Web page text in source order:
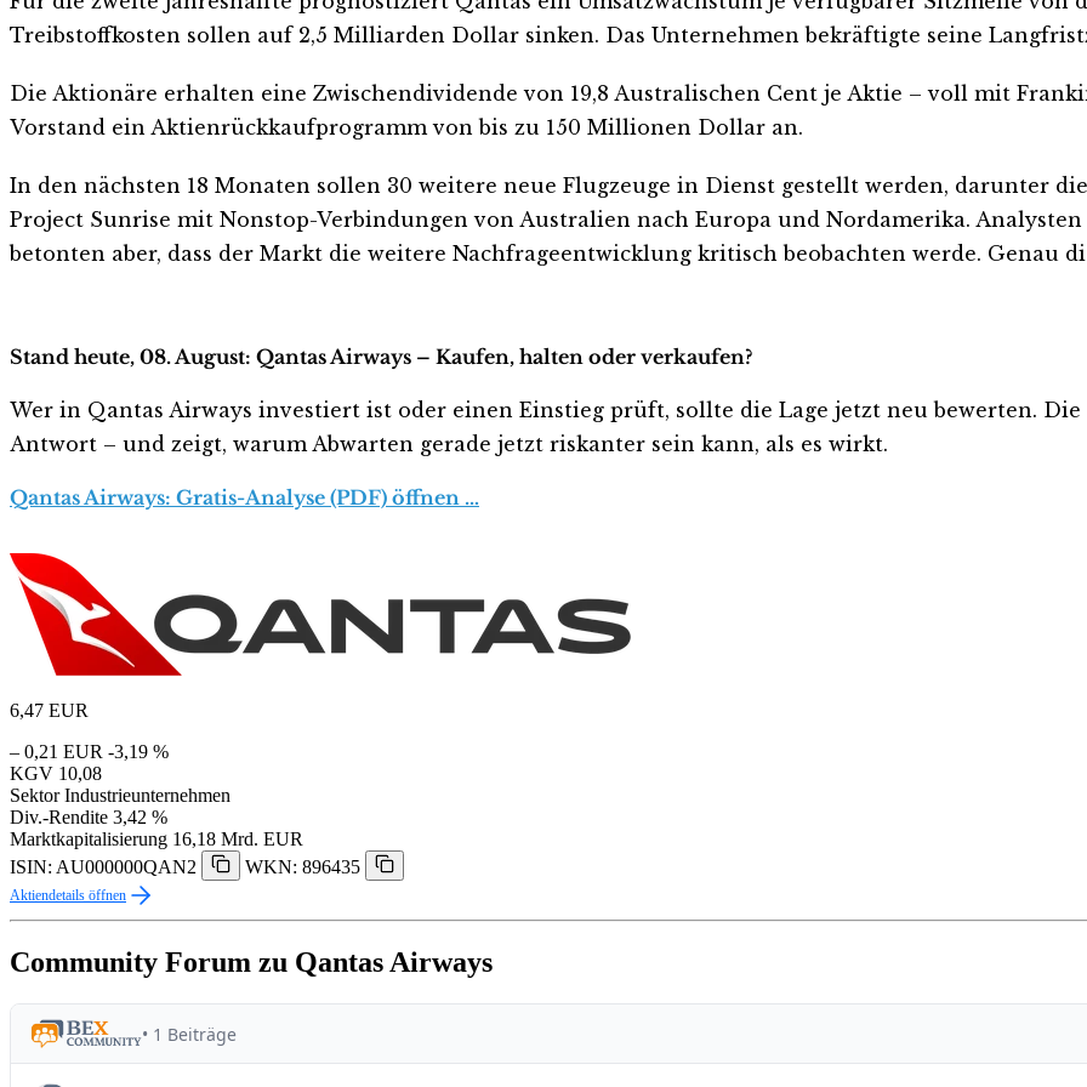
Treibstoffkosten sollen auf 2,5 Milliarden Dollar sinken. Das Unternehmen bekräftigte seine
Die Aktionäre erhalten eine Zwischendividende von 19,8 Australischen Cent je Aktie – voll mit
Vorstand ein Aktienrückkaufprogramm von bis zu 150 Millionen Dollar an.
In den nächsten 18 Monaten sollen 30 weitere neue Flugzeuge in Dienst gestellt werden, darunter
Project Sunrise mit Nonstop-Verbindungen von Australien nach Europa und Nordamerika. Analysten
betonten aber, dass der Markt die weitere Nachfrageentwicklung kritisch beobachten werde. Genau
Stand heute, 08. August: Qantas Airways – Kaufen, halten oder verkaufen?
Wer in Qantas Airways investiert ist oder einen Einstieg prüft, sollte die Lage jetzt neu bewerten.
Antwort – und zeigt, warum Abwarten gerade jetzt riskanter sein kann, als es wirkt.
Qantas Airways: Gratis-Analyse (PDF) öffnen …
6,47 EUR
– 0,21 EUR -3,19 %
KGV 10,08
Sektor Industrieunternehmen
Div.-Rendite 3,42 %
Marktkapitalisierung 16,18 Mrd. EUR
ISIN: AU000000QAN2
WKN: 896435
Aktiendetails öffnen
Community Forum zu Qantas Airways